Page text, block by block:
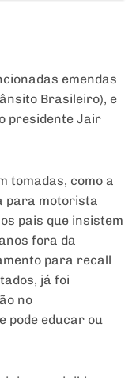
emendas
Brasileiro), e
presidente Jair
tomadas, como a
para motorista
pais que insistem
fora da
para recall
já foi
no
pode educar ou